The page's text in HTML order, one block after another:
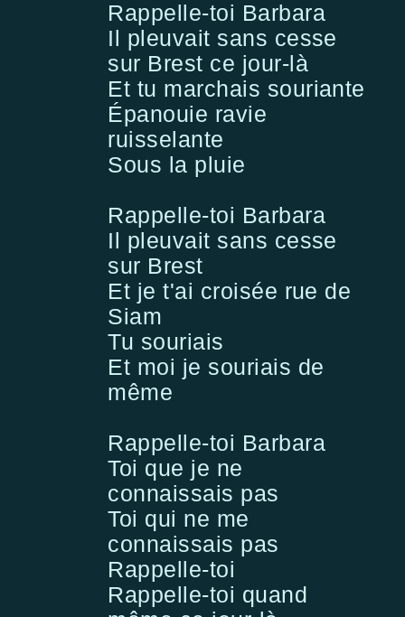
Rappelle-toi Barbara
Il pleuvait sans cesse
sur Brest ce jour-là
Et tu marchais souriante
Épanouie ravie
ruisselante
Sous la pluie
Rappelle-toi Barbara
Il pleuvait sans cesse
sur Brest
Et je t'ai croisée rue de
Siam
Tu souriais
Et moi je souriais de
même
Rappelle-toi Barbara
Toi que je ne
connaissais pas
Toi qui ne me
connaissais pas
Rappelle-toi
Rappelle-toi quand